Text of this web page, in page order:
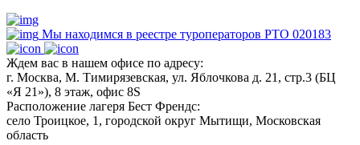
Мы находимся в реестре туроператоров РТО 020183
Ждем вас в нашем офисе по адресу:
г. Москва, М. Тимирязевская, ул. Яблочкова д. 21, стр.3 (БЦ
«Я 21»), 8 этаж, офис 8S
Расположение лагеря Бест Френдс:
село Троицкое, 1, городской округ Мытищи, Московская
область